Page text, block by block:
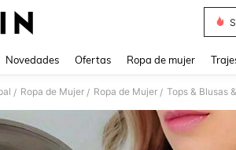
Novedades Ofertas Ropa de mujer
/ Ropa de Mujer / Ropa de Mujer / Tops & Blusas